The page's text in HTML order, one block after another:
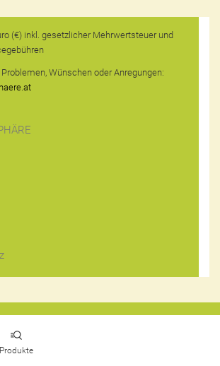
(€) inkl. gesetzlicher Mehrwertsteuer und
Wünschen oder Anregungen:
Produkte